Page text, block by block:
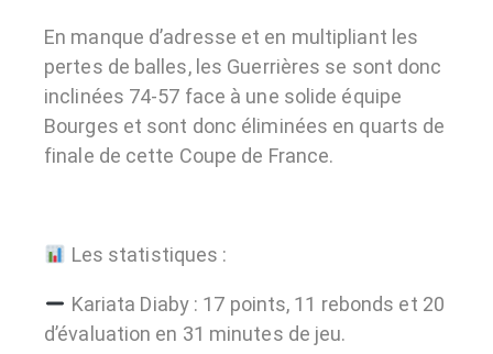
En manque d’adresse et en multipliant les
pertes de balles, les Guerrières se sont donc
inclinées 74-57 face à une solide équipe
Bourges et sont donc éliminées en quarts de
finale de cette Coupe de France.
Les statistiques :
Kariata Diaby : 17 points, 11 rebonds et 20
d’évaluation en 31 minutes de jeu.